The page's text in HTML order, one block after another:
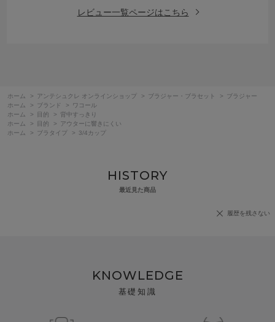
レビュー一覧ページはこちら
ホーム > アンテシュクレ オンラインショップ > ブラジャー・ブラセット >
ブラジャー
ホーム
> ブランド >
ワコール
ホーム
> 目的 >
背中すっきり
ホーム
> 目的 >
アウターに響きにくい
ホーム
> ブラタイプ > 3/4カップ
HISTORY
最近見た商品
履歴を残さない
KNOWLEDGE
基礎知識